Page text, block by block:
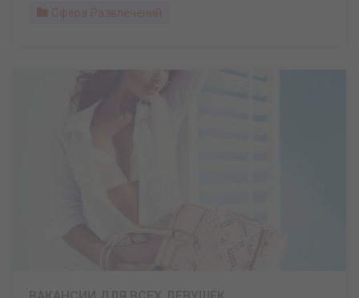
Сфера Развлечений